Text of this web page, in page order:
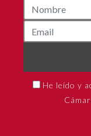
He leído y